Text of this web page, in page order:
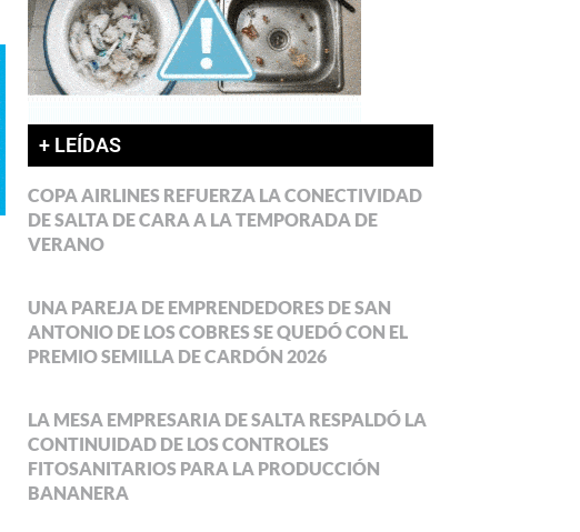
+ LEÍDAS
COPA AIRLINES REFUERZA LA CONECTIVIDAD
DE SALTA DE CARA A LA TEMPORADA DE
VERANO
UNA PAREJA DE EMPRENDEDORES DE SAN
ANTONIO DE LOS COBRES SE QUEDÓ CON EL
PREMIO SEMILLA DE CARDÓN 2026
LA MESA EMPRESARIA DE SALTA RESPALDÓ LA
CONTINUIDAD DE LOS CONTROLES
FITOSANITARIOS PARA LA PRODUCCIÓN
BANANERA